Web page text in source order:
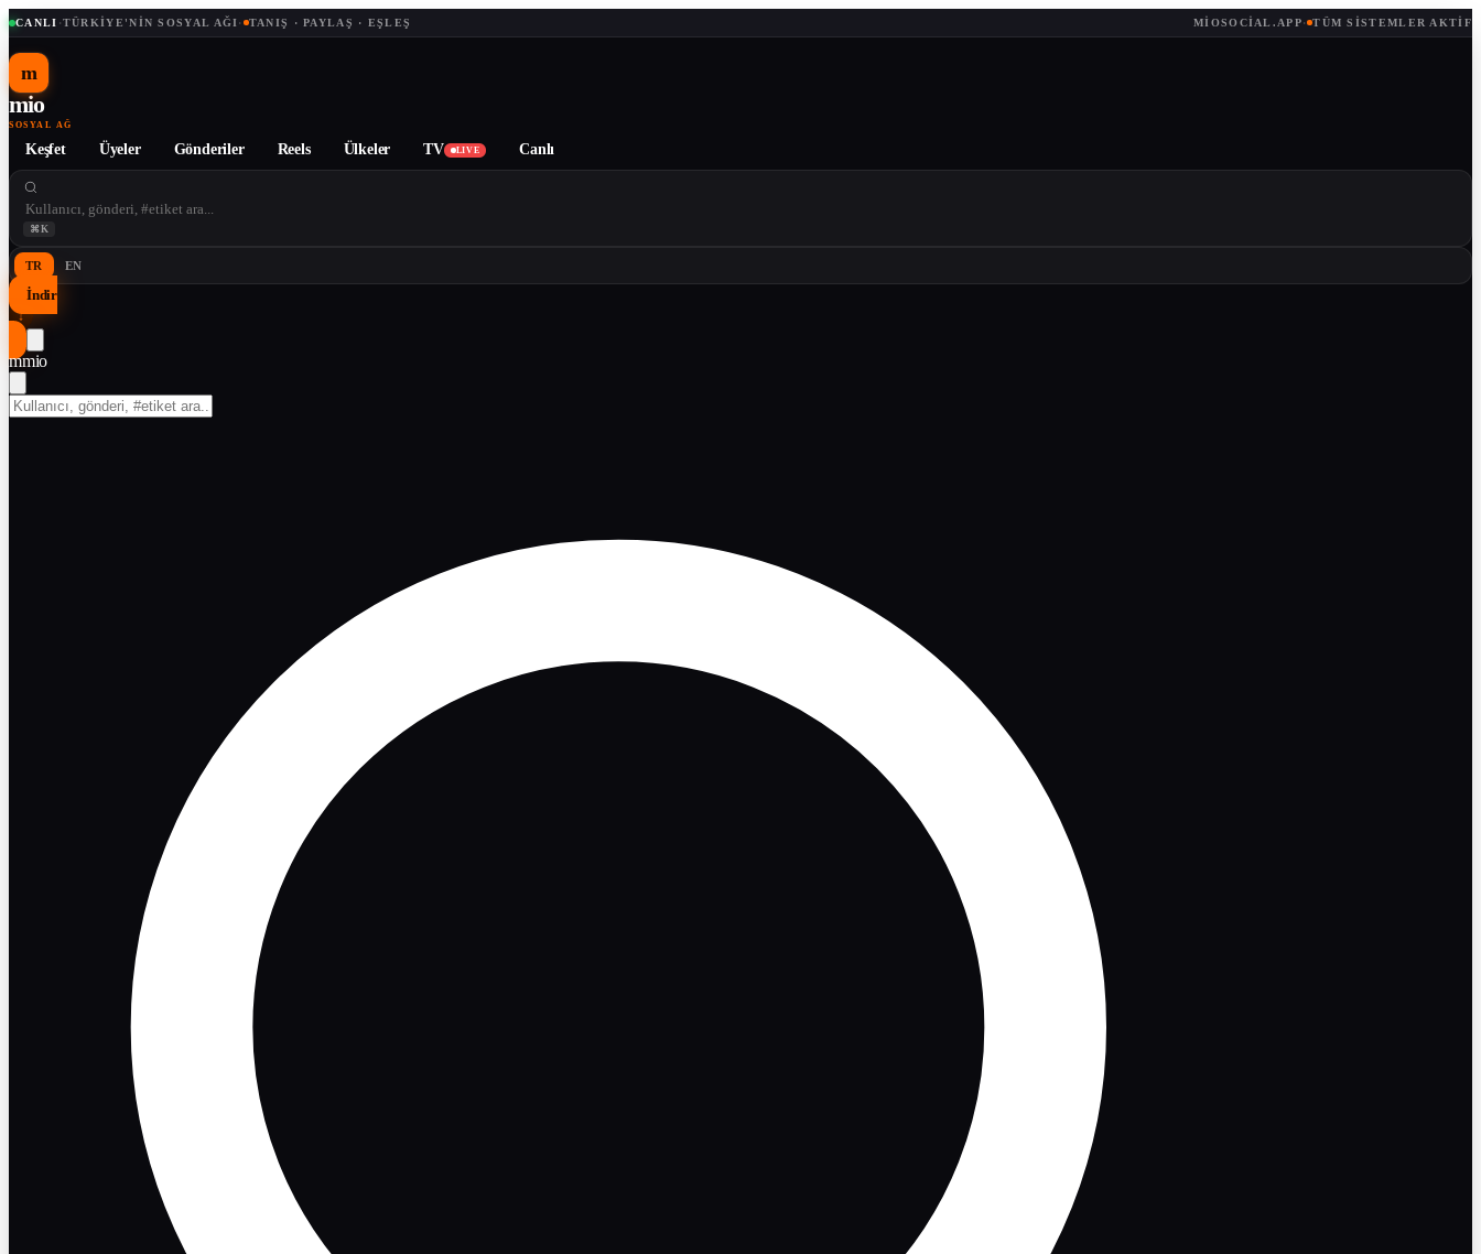
CANLI ·TÜRKIYE'NIN SOSYAL AĞI· TANIŞ · PAYLAŞ · EŞLEŞ MIOSOCIAL.APP· TÜM SISTEMLER AKTIF
m
mio
SOSYAL AĞ
Keşfet Üyeler Gönderiler Reels Ülkeler TV LIVE Canlı
⌘K
TR EN
İndir
↓
mmio